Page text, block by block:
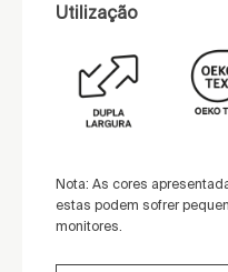
Utilização
Nota: As cores
estas podem sofrer
monitores.